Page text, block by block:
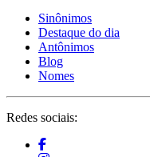
Sinônimos
Destaque do dia
Antônimos
Blog
Nomes
Redes sociais: